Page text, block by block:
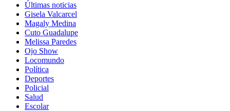
Últimas noticias
Gisela Valcarcel
Magaly Medina
Cuto Guadalupe
Melissa Paredes
Ojo Show
Locomundo
Política
Deportes
Policial
Salud
Escolar